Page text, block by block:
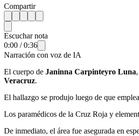
Compartir
Escuchar nota
0:00 /0:36
Narración con voz de IA
El cuerpo de Janinna Carpinteyro Luna
Veracruz.
El hallazgo se produjo luego de que
Los paramédicos de la Cruz Roja y
De inmediato, el área fue asegurada en